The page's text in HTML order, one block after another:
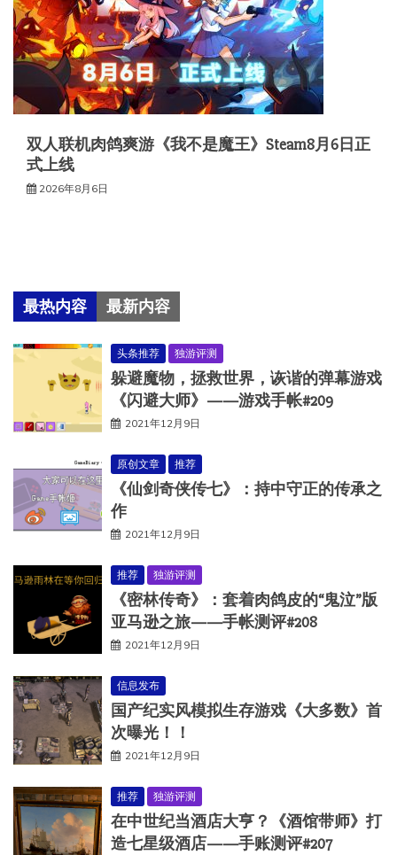
双人联机肉鸽爽游《我不是魔王》Steam8月6日正
式上线
2026年8月6日
最热内容 最新内容
头条推荐 独游评测
躲避魔物，拯救世界，诙谐的弹幕游戏
《闪避大师》——游戏手帐#209
2021年12月9日
原创文章 推荐
《仙剑奇侠传七》：持中守正的传承之
作
2021年12月9日
推荐 独游评测
《密林传奇》：套着肉鸽皮的“鬼泣”版
亚马逊之旅——手帐测评#208
2021年12月9日
信息发布
国产纪实风模拟生存游戏《大多数》首
次曝光！！
2021年12月9日
推荐 独游评测
在中世纪当酒店大亨？《酒馆带师》打
造七星级酒店——手账测评#207